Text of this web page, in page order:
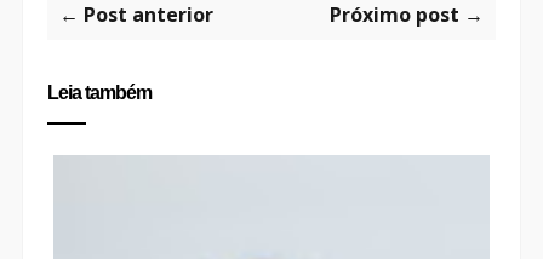
← Post anterior Próximo post →
Leia também